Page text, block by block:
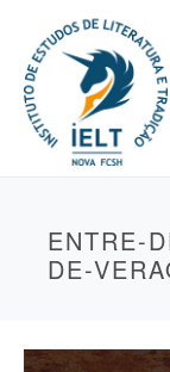
ENTRE-
DE-